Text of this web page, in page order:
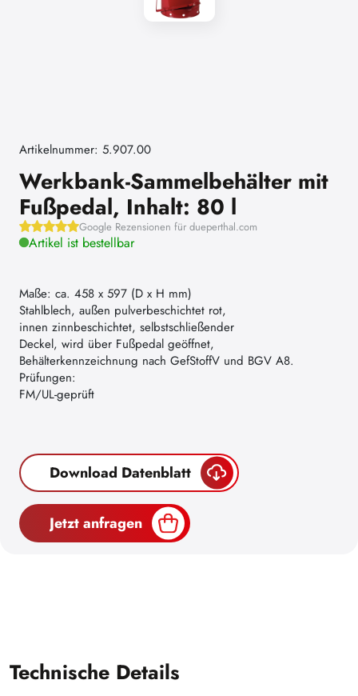
Artikelnummer: 5.907.00
Werkbank-Sammelbehälter mit
Fußpedal, Inhalt: 80 l
Google Rezensionen für dueperthal.com
Artikel ist bestellbar
Maße: ca. 458 x 597 (D x H mm)
Stahlblech, außen pulverbeschichtet rot,
innen zinnbeschichtet, selbstschließender
Deckel, wird über Fußpedal geöffnet,
Behälterkennzeichnung nach GefStoffV und BGV A8.
Prüfungen:
FM/UL-geprüft
Download Datenblatt
Jetzt anfragen
Technische Details